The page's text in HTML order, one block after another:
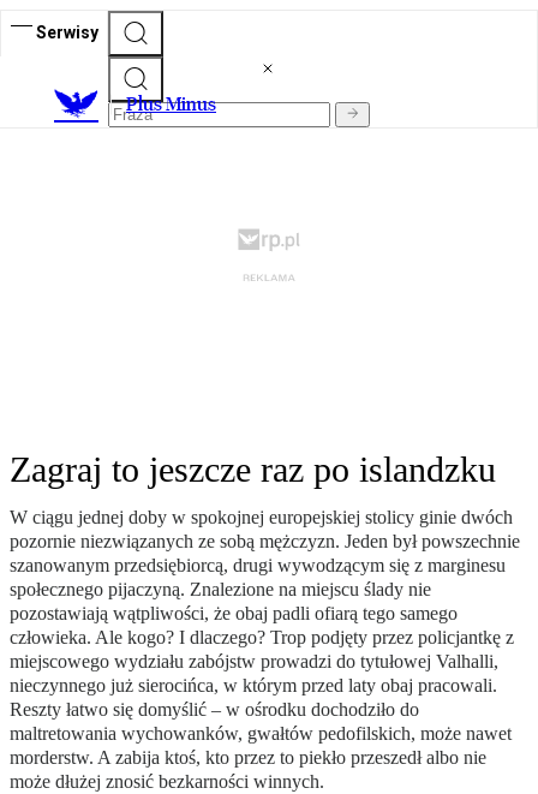
Serwisy
Plus Minus
Zagraj to jeszcze raz po islandzku
W ciągu jednej doby w spokojnej europejskiej stolicy ginie dwóch
pozornie niezwiązanych ze sobą mężczyzn. Jeden był powszechnie
szanowanym przedsiębiorcą, drugi wywodzącym się z marginesu
społecznego pijaczyną. Znalezione na miejscu ślady nie
pozostawiają wątpliwości, że obaj padli ofiarą tego samego
człowieka. Ale kogo? I dlaczego? Trop podjęty przez policjantkę z
miejscowego wydziału zabójstw prowadzi do tytułowej Valhalli,
nieczynnego już sierocińca, w którym przed laty obaj pracowali.
Reszty łatwo się domyślić – w ośrodku dochodziło do
maltretowania wychowanków, gwałtów pedofilskich, może nawet
morderstw. A zabija ktoś, kto przez to piekło przeszedł albo nie
może dłużej znosić bezkarności winnych.